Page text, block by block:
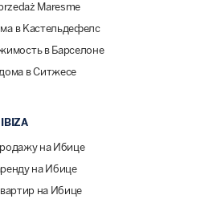
Maresme
в Кастельдефелс
в Барселоне
в Ситжесе
IBIZA
на Ибице
на Ибице
на Ибице